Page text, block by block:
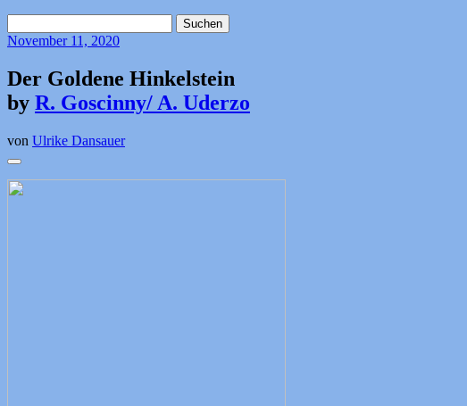
nach:
November11, 2020
Der Goldene Hinkelstein
by R. Goscinny/ A. Uderzo
von Ulrike Dansauer